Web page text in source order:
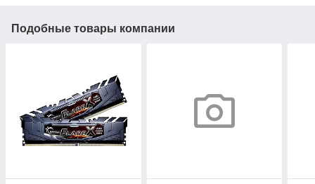
Подобные товары компании